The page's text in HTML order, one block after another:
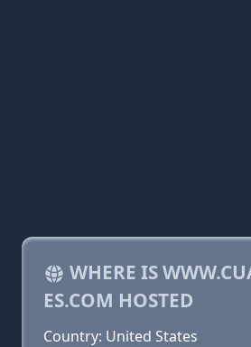
WHERE IS
ES.COM HOSTED
Country: United States